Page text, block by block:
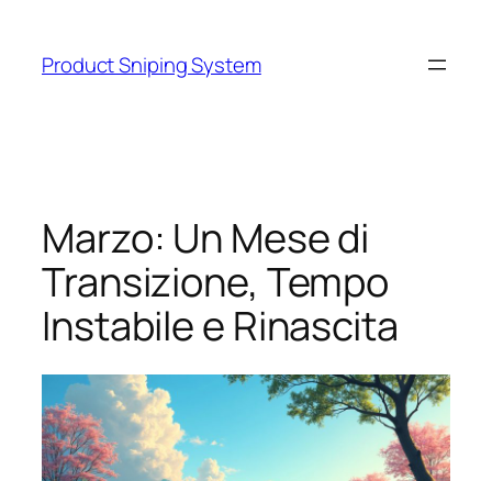
content
Product Sniping System
Marzo: Un Mese di
Transizione, Tempo
Instabile e Rinascita